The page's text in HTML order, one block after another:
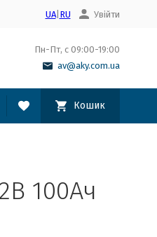
UA| RU Увійти
Пн-Пт, с 09:00-19:00
av@aky.com.ua
Кошик
100Ач